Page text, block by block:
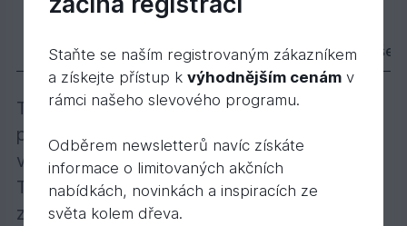
3123 Dekorační vosk transparentní zlatý javor
Popis Varianty Parametry
Transparentní a intenzivně zbarvené
provedení – všestranný talent pro dřevo ve
vnitřních prostorách!
Transparentně zbarvený nebo intenzivně
zbarvený, polomatný nebo matný, k použití
Staňte se naším registrovaným zákazníkem
a získejte přístup k výhodnějším cenámv
rámci našeho slevového programu.
Odběrem newsletterů navíc získáte
informace o limitovaných akčních
nabídkách, novinkách a inspiracích ze
světa kolem dřeva.